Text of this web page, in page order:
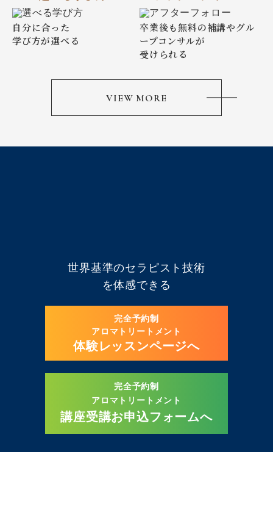
自分に合った
学び方が選べる
卒業後も無料の補講やグル
ープコンサルが
受けられる
VIEW MORE
世界基準のセラピスト技術
を体感できる
完全予約制
アロマトリートメント
体験レッスンページへ
完全予約制
アロマトリートメント
講座受講お申込フォームへ